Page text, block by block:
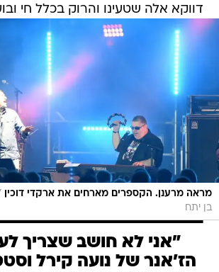
דווקא אלה שטעינו והרוק בכלל חי
מראה מרענן. הקספרים מארחים את ארקדי דוכין
בן יתח
"אני לא חושב שצריך
הז'אנר של נועה קירל